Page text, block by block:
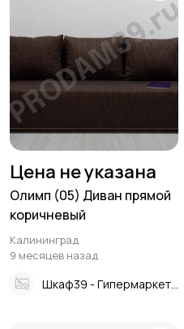
Цена не указана
Олимп (05) Диван прямой
коричневый
Калининград
9 месяцев назад